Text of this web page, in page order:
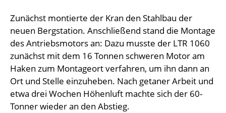
Zunächst montierte der Kran den Stahlbau der
neuen Bergstation. Anschließend stand die Montage
des Antriebsmotors an: Dazu musste der LTR 1060
zunächst mit dem 16 Tonnen schweren Motor am
Haken zum Montageort verfahren, um ihn dann an
Ort und Stelle einzuheben. Nach getaner Arbeit und
etwa drei Wochen Höhenluft machte sich der 60-
Tonner wieder an den Abstieg.